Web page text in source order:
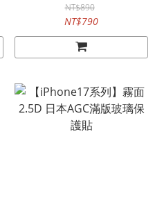
內建磁吸圈
NT$890
NT$790